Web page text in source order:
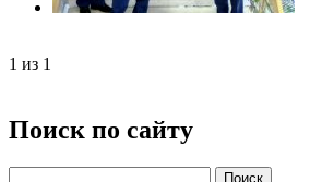
1 из 1
Поиск по сайту
Поиск